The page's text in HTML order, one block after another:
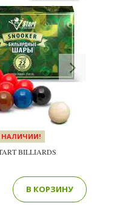
НАЛИЧИИ!
BILLIARDS
В КОРЗИНУ